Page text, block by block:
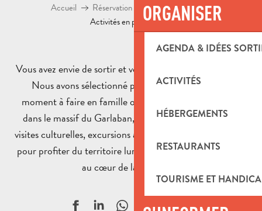
ORGANISER
AGENDA & IDÉES
ACTIVITÉS
HÉBERGEMENTS
RESTAURANTS
TOURISME ET
Accueil
Réservation d’activités et boutique
Activités en pays d’Aubagne
Vous avez envie de sortir et vous ne savez pas quoi faire ?
Nous avons sélectionné pour vous les activités du
moment à faire en famille ou entre amis. Randonnées
dans le massif du Garlaban, ateliers autour de l’argile,
visites culturelles, excursions à la journée ! Autant d’idées
pour profiter du territoire lumineux du Pays d’Aubagne,
au cœur de la Provence.